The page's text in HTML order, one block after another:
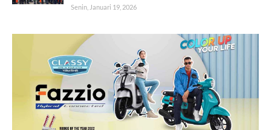
Senin, Januari 19, 2026